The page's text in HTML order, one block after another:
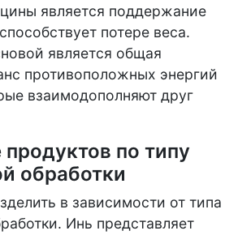
является поддержание
потере веса.
является общая
противоположных энергий
взаимодополняют друг
по типу
обработки
в зависимости от типа
Инь представляет